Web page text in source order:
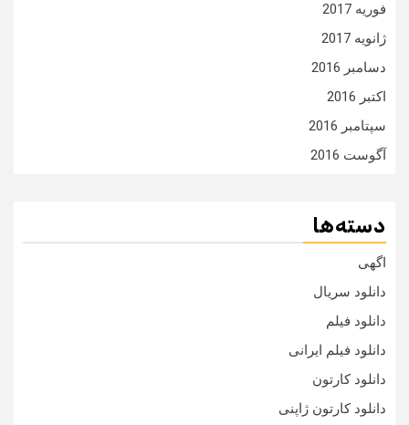
فوریه 2017
ژانویه 2017
دسامبر 2016
اکتبر 2016
سپتامبر 2016
آگوست 2016
دسته‌ها
اگهی
دانلود سریال
دانلود فیلم
دانلود فیلم ایرانی
دانلود کارتون
دانلود کارتون ژاپنی